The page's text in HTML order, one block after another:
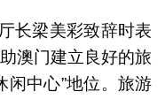
长梁美彩致辞时表
澳门建立良好的旅
闲中心”地位。旅游